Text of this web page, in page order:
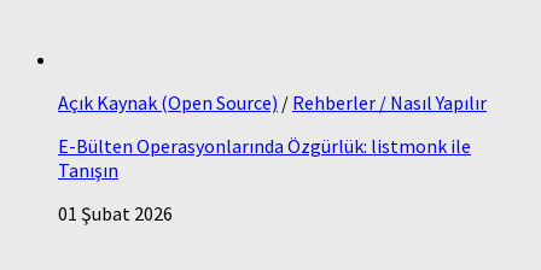
Açık Kaynak (Open Source) / Rehberler / Nasıl Yapılır
E-Bülten Operasyonlarında Özgürlük: listmonk ile
Tanışın
01 Şubat 2026